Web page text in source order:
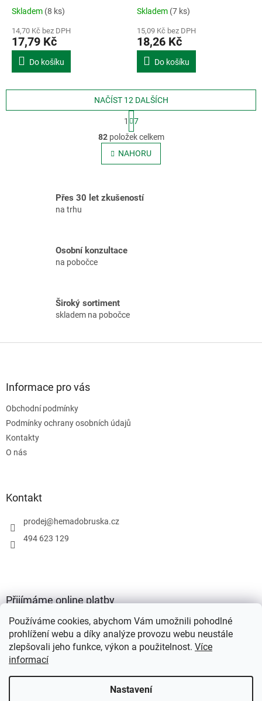
Používáme cookies, abychom Vám umožnili pohodlné
prohlížení webu a díky analýze provozu webu neustále
zlepšovali jeho funkce, výkon a použitelnost. Více
informací
Nastavení
Skladem (8 ks)
14,70 Kč bez DPH
17,79 Kč
Do košíku
Skladem (7 ks)
15,09 Kč bez DPH
18,26 Kč
Do košíku
O
v
l
á
c
NAČÍST 12 DALŠÍCH
S
t
r
á
n
k
á
n
1
7
82položek celkem
NAHORU
Přes 30 let zkušeností
na trhu
Osobní konzultace
na pobočce
Široký sortiment
skladem na pobočce
Informace pro vás
Obchodní podmínky
Podmínky ochrany osobních údajů
Kontakty
O nás
Kontakt
prodej@hemadobruska.cz
494 623 129
Přijímáme online platby